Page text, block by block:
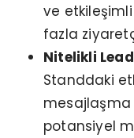
ve
fazla
Nitelikli
Standdaki
potansiyel